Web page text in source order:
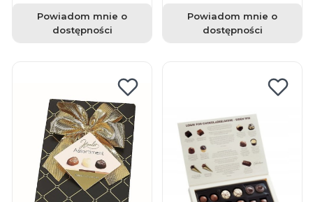
Powiadom mnie o
dostępności
Powiadom mnie o
dostępności